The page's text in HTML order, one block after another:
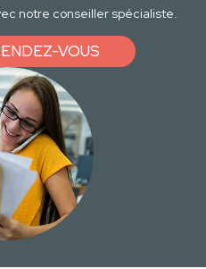
notre conseiller spécialiste.
VOUS